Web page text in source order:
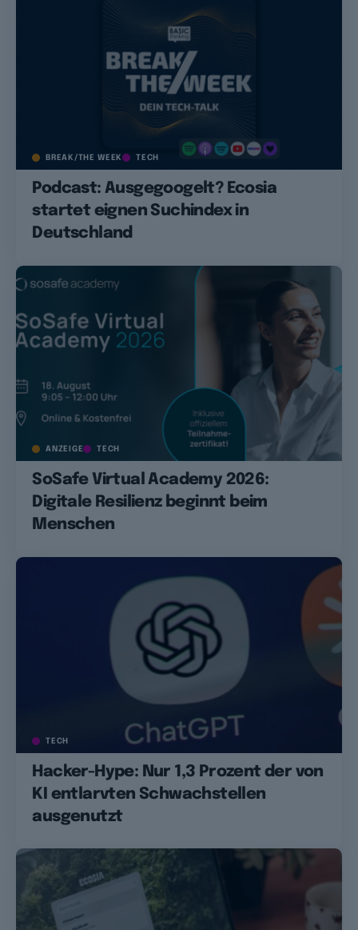
BREAK/THE WEEK TECH
Podcast: Ausgegoogelt? Ecosia
startet eignen Suchindex in
Deutschland
ANZEIGE TECH
SoSafe Virtual Academy 2026:
Digitale Resilienz beginnt beim
Menschen
TECH
Hacker-Hype: Nur 1,3 Prozent der von
KI entlarvten Schwachstellen
ausgenutzt